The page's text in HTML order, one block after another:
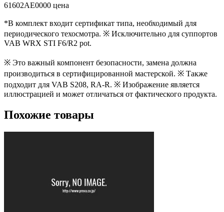
61602AE0000 цена
*В комплект входит сертификат типа, необходимый для
периодического техосмотра. ※ Исключительно для суппортов
VAB WRX STI F6/R2 pot.
※ Это важный компонент безопасности, замена должна
производиться в сертифицированной мастерской. ※ Также
подходит для VAB S208, RA-R. ※ Изображение является
иллюстрацией и может отличаться от фактического продукта.
Похожие товары